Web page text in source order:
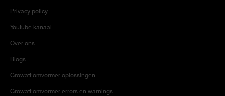
Privacy policy
Youtube kanaal
Over ons
Blogs
Growatt omvormer oplossingen
Growatt omvormer errors en warnings